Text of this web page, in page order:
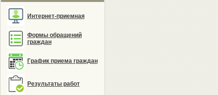
Интернет-приемная
Формы обращений
граждан
График приема граждан
Результаты работ